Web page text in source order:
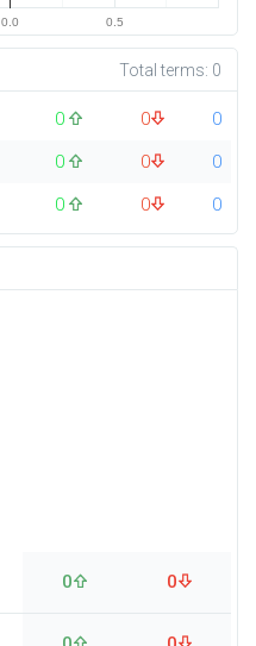
0.0 0.5
Total terms: 0
0 0
0
0 0
0
0 0 0
0 0